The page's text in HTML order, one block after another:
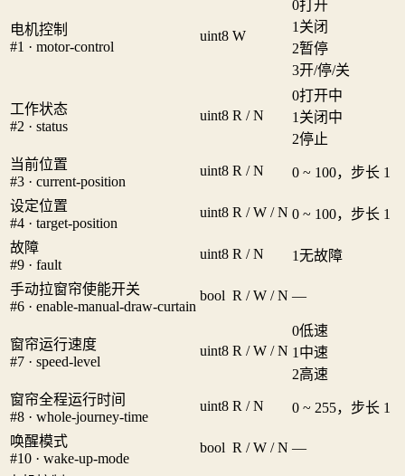
电机控制
#1 · motor-control
uint8 W
0打开
1 关闭
2暂停
3开/停/关
工作状态
#2 · status
uint8 R / N
0打开中
1 关闭中
2停止
当前位置
#3 · current-position
uint8 R / N 0 ~ 100，步长 1
设定位置
#4 · target-position
uint8 R / W / N 0 ~ 100，步长 1
故障
#9 · fault
uint8 R / N 1无故障
手动拉窗帘使能开关
#6 · enable-manual-draw-curtain
bool R / W / N —
窗帘运行速度
#7 · speed-level
uint8 R / W / N
0低速
1 中速
2高速
窗帘全程运行时间
#8 · whole-journey-time
uint8 R / N 0 ~ 255，步长 1
唤醒模式
#10 · wake-up-mode
bool R / W / N —